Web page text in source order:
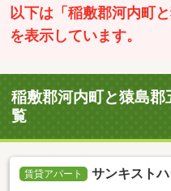
以下は「稲敷郡河内町
を表示しています。
稲敷郡河内町と猿島
覧
賃貸アパート サンキスト